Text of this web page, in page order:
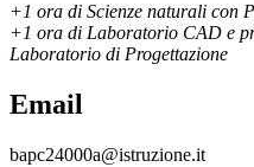
+1 ora di Scienze naturali con
+1 ora di Laboratorio CAD e
Laboratorio di Progettazione
Email
bapc24000a@istruzione.it